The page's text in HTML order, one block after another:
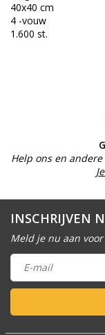
40x40 cm
4 -vouw
1.600 st.
Help ons en
INSCHRIJVEN
Meld je nu aan